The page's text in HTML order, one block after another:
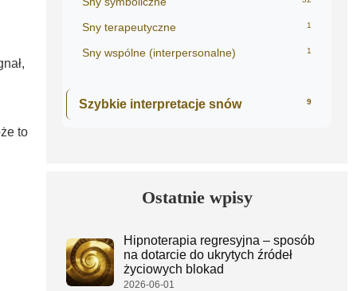
to
Sny terapeutyczne 1
Sny wspólne (interpersonalne) 1
Szybkie interpretacje snów 9
Ostatnie wpisy
Hipnoterapia regresyjna – sposób
na dotarcie do ukrytych źródeł
życiowych blokad
2026-06-01